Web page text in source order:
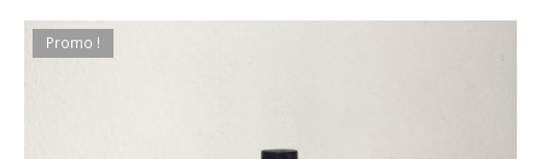
Promo !